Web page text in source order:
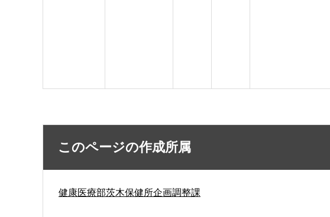
このページの作成所属
健康医療部茨木保健所企画調整課